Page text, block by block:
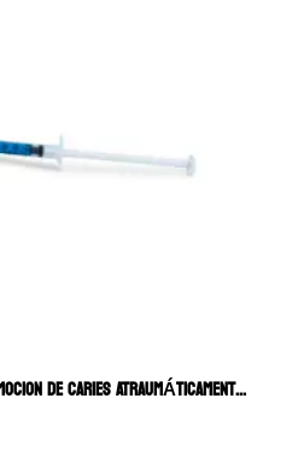
DE CARIES ATRAUMÁTICAMENTE